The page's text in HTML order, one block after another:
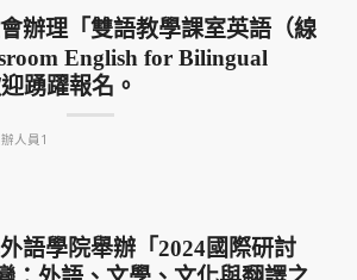
辦理「雙語教學課室英語（線
English for Bilingual
踴躍報名。
人員1
語學院舉辦「2024國際研討